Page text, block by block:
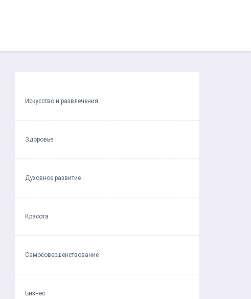
Искусство и развлечения
Здоровье
Духовное развитие
Красота
Самосовершенствование
Бизнес